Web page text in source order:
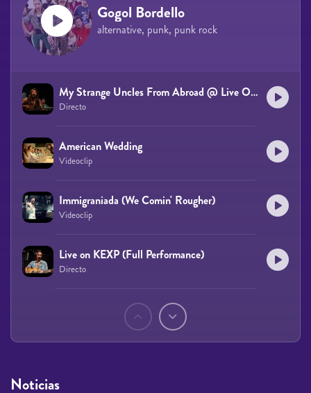
Noticias
Gogol Bordello
alternative, punk, punk rock
My Strange Uncles From Abroad @ Live On The Interface
Directo
American Wedding
Videoclip
Immigraniada (We Comin' Rougher)
Videoclip
Live on KEXP (Full Performance)
Directo